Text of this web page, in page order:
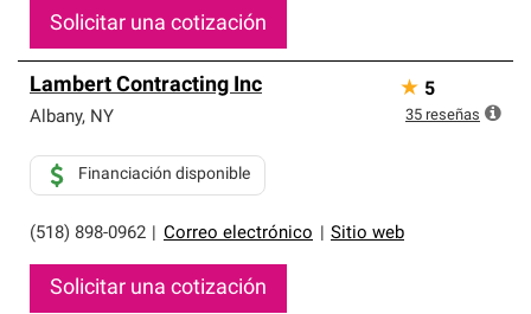
Solicitar una cotización
Lambert Contracting Inc
Albany, NY
(518) 898-0962 Correo electrónico Sitio web
Financiación disponible
Solicitar una cotización
★ 5
35 reseñas